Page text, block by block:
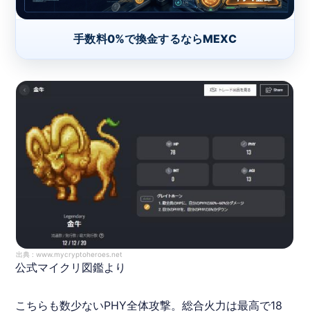
手数料0%で換金するならMEXC
出典 :www.mycryptoheroes.net
公式マイクリ図鑑より
こちらも数少ないPHY全体攻撃。総合火力は最高で18